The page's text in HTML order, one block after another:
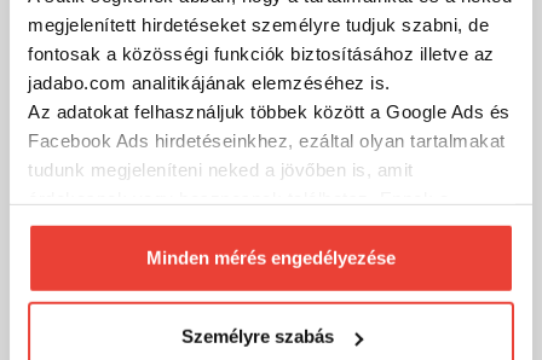
megjelenített hirdetéseket személyre tudjuk szabni, de
fontosak a közösségi funkciók biztosításához illetve az
jadabo.com analitikájának elemzéséhez is.
Az adatokat felhasználjuk többek között a Google Ads és
Facebook Ads hirdetéseinkhez, ezáltal olyan tartalmakat
tudunk megjeleníteni neked a jövőben is, amit
biztosításához arra kérünk, hogy engedd meg
számunkra minden mérés használatát.
Természetesensoha semmilyen formában nem fogunk
megváltoztathatod a döntésed ezzel kapcsolatban.
Minden mérés engedélyezése
Személyre szabás
MÁRKÁINK